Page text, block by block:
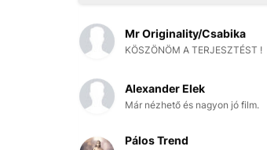
Mr Originality/Csabika
KÖSZÖNÖM A TERJESZTÉST !
Alexander Elek
Már nézhető és nagyon jó film.
Pálos Trend